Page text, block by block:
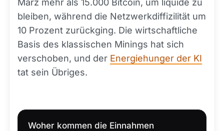
März mehr als 15.000 Bitcoin, um liquide zu
bleiben, während die Netzwerkdiffizilität um
10 Prozent zurückging. Die wirtschaftliche
Basis des klassischen Minings hat sich
verschoben, und der Energiehunger der KI
tat sein Übriges.
Woher kommen die Einnahmen